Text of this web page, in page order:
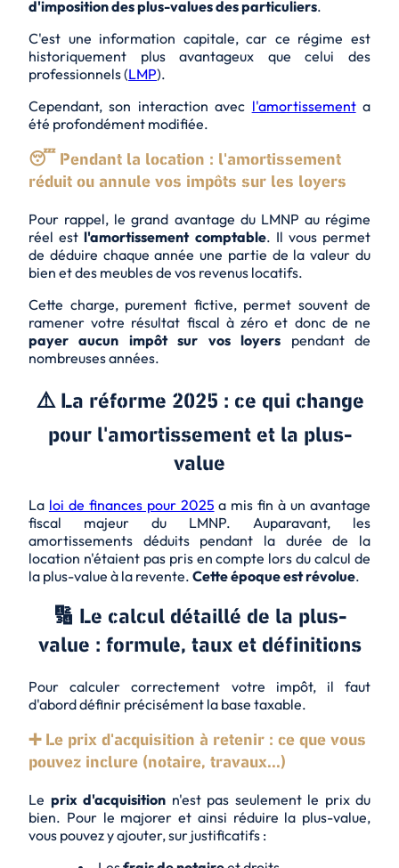
d'imposition des plus-values des particuliers.
C'est une information capitale, car ce régime est
historiquement plus avantageux que celui des
professionnels (LMP).
Cependant, son interaction avec l'amortissementa
été profondément modifiée.
😴 Pendant la location : l'amortissement
réduit ou annule vos impôts sur les loyers
Pour rappel, le grand avantage du LMNP au régime
réel estl'amortissement comptable. Il vous permet
de déduire chaque année une partie de la valeur du
bien et des meubles de vos revenus locatifs.
Cette charge, purement fictive, permet souvent de
ramener votre résultat fiscal à zéro et donc de ne
payer aucun impôtsur vos loyers pendant de
nombreuses années.
⚠️ La réforme 2025 : ce qui change
pour l'amortissement et la plus-
value
La loi de finances pour 2025 a mis fin à un avantage
fiscal majeur du LMNP. Auparavant, les
amortissements déduits pendant la durée de la
location n'étaient pas pris en compte lors du calcul de
la plus-value à la revente. Cette époque est révolue.
🔢 Le calcul détaillé de la plus-
value : formule, taux et définitions
Pour calculer correctement votre impôt, il faut
d'abord définir précisément la base taxable.
➕ Le prix d'acquisition à retenir : ce que vous
pouvez inclure (notaire, travaux...)
Le prix d'acquisition n'est pas seulement le prix du
bien. Pour le majorer et ainsi réduire la plus-value,
vous pouvez y ajouter, sur justificatifs :